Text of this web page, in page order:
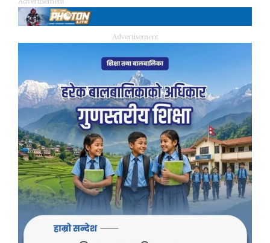
Advertisement
Advertisement